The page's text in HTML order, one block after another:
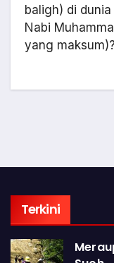
baligh) di
Nabi
yang
Terkini